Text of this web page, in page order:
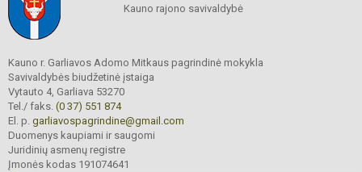
Kauno rajono savivaldybė
Kauno r. Garliavos Adomo Mitkaus pagrindinė mokykla
Savivaldybės biudžetinė įstaiga
Vytauto 4, Garliava 53270
Tel./ faks. (0 37) 551 874
El. p. garliavospagrindine@gmail.com
Duomenys kaupiami ir saugomi
Juridinių asmenų registre
Įmonės kodas 191074641